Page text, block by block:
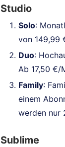
Studio
Solo:
von 149,99
Duo:
Ab 17,50 €/
Family:
einem
werden nur
Sublime